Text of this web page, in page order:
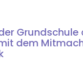
Grundschule
dem